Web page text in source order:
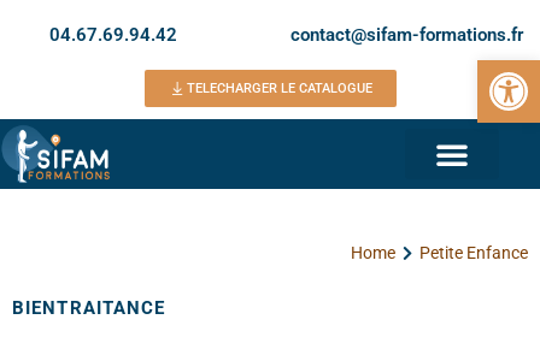
Ouvrir
04.67.69.94.42 contact@sifam-formations.fr
TELECHARGER LE CATALOGUE
Home Petite Enfance
BIENTRAITANCE